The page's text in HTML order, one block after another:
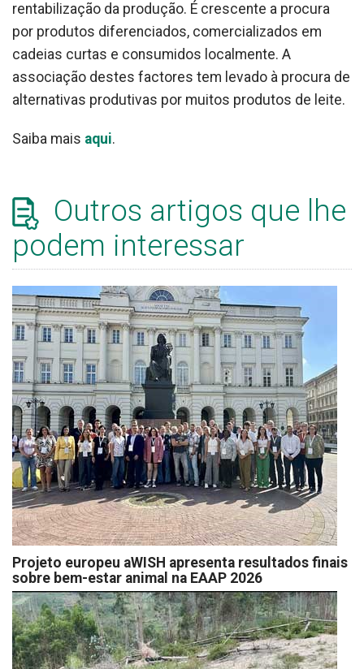
rentabilização da produção. É crescente a procura
por produtos diferenciados, comercializados em
cadeias curtas e consumidos localmente. A
associação destes factores tem levado à procura de
alternativas produtivas por muitos produtos de leite.
Saiba mais aqui.
Outros artigos que lhe
podem interessar
Projeto europeu aWISH apresenta resultados finais
sobre bem-estar animal na EAAP 2026